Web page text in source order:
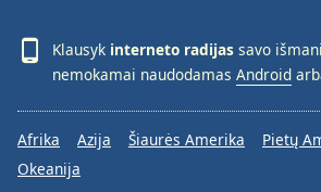
Klausyk interneto radijas savo
nemokamai naudodamas Android
Afrika Azija Šiaurės Amerika Pietų
Okeanija